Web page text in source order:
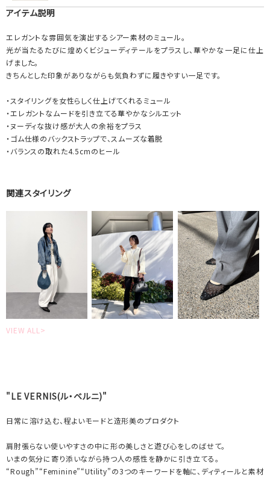
アイテム説明
エレガントな雰囲気を演出するシアー素材のミュール。
光が当たるたびに煌めくビジューディテールをプラスし、華やかな一足に仕上
げました。
きちんとした印象がありながらも気負わずに履きやすい一足です。
・スタイリングを女性らしく仕上げてくれるミュール
・エレガントなムードを引き立てる華やかなシルエット
・ヌーディな抜け感が大人の余裕をプラス
・ゴム仕様のバックストラップで、スムーズな着脱
・バランスの取れた4.5cmのヒール
関連スタイリング
VIEW ALL>
"LE VERNIS(ル・ベルニ)"
日常に溶け込む、程よいモードと造形美のプロダクト
肩肘張らない使いやすさの中に形の美しさと遊び心をしのばせて。
いまの気分に寄り添いながら持つ人の感性を静かに引き立てる。
“Rough”“Feminine”“Utility”の3つのキーワードを軸に、ディティールと素材